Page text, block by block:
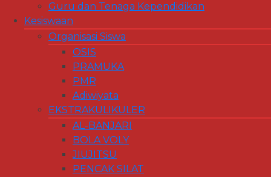
Guru dan Tenaga Kependidikan
Kesiswaan
Organisasi Siswa
OSIS
PRAMUKA
PMR
Adiwiyata
EKSTRAKULIKULER
AL-BANJARI
BOLA VOLY
JIUJITSU
PENCAK SILAT